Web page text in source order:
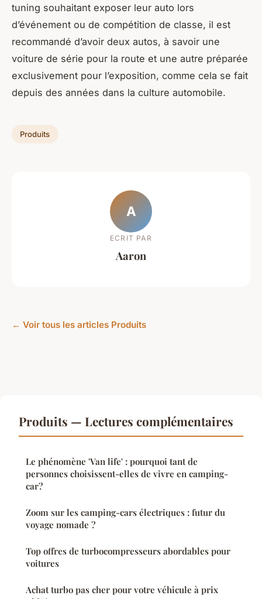
tuning souhaitant exposer leur auto lors
d’événement ou de compétition de classe, il est
recommandé d’avoir deux autos, à savoir une
voiture de série pour la route et une autre préparée
exclusivement pour l’exposition, comme cela se fait
depuis des années dans la culture automobile.
Produits
A
ECRIT PAR
Aaron
← Voir tous les articles Produits
Produits — Lectures complémentaires
Le phénomène 'Van life' : pourquoi tant de
personnes choisissent-elles de vivre en camping-
car?
Zoom sur les camping-cars électriques : futur du
voyage nomade ?
Top offres de turbocompresseurs abordables pour
voitures
Achat turbo pas cher pour votre véhicule à prix